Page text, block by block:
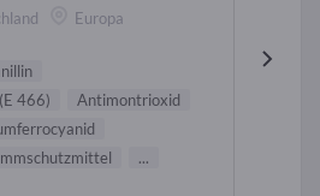
Europa
466)
Antimontrioxid
...